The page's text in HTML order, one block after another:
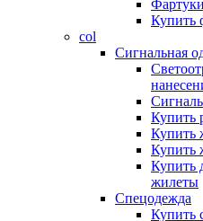
Купить
col
Сигнальная
Купить
Купить
Купить
Купить
жилеты
Спецодежда
Купить